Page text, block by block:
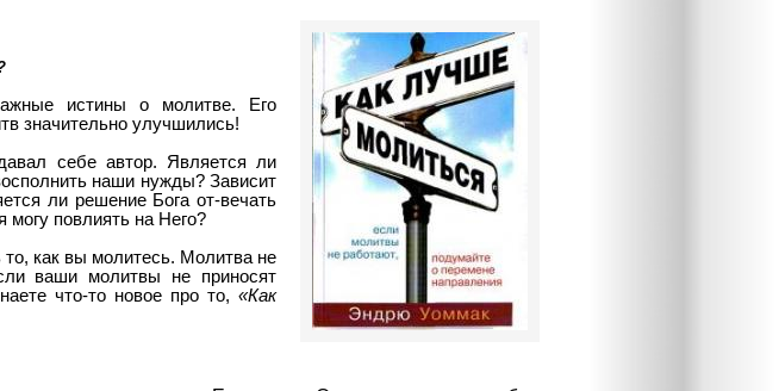
истины о молитве. Его
значительно улучшились!
себе автор. Является ли
наши нужды? Зависит
ли решение Бога от-вечать
могу повлиять на Него?
как вы молитесь. Молитва не
ваши молитвы не приносят
что-то новое про то, «Как